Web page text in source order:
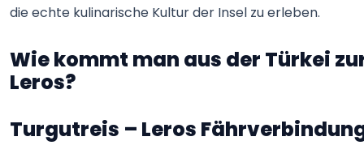
die echte kulinarische Kultur der Insel zu erleben.
Wie kommt man aus der Türkei
Leros?
Turgutreis – Leros